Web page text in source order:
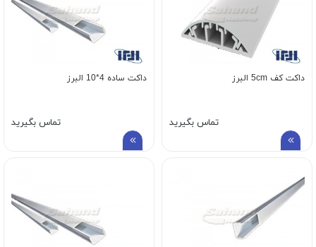
داکت کف 5cm البرز
تماس بگیرید
داکت ساده 4*10 البرز
تماس بگیرید